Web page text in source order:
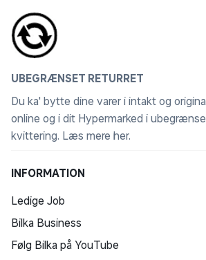
UBEGRÆNSET RETURRET
Du ka' bytte dine varer i intakt og
online og i dit Hypermarked i
kvittering. Læs mere her.
INFORMATION
Ledige Job
Bilka Business
Følg Bilka på YouTube